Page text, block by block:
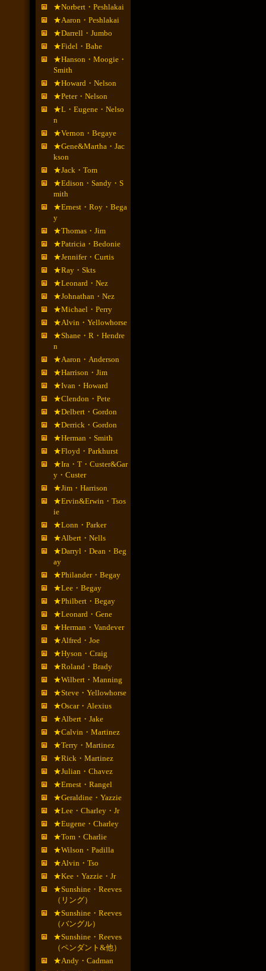
★Norbert・Peshlakai
★Aaron・Peshlakai
★Darrell・Jumbo
★Fidel・Bahe
★Hanson・Moogie・
Smith
★Howard・Nelson
★Peter・Nelson
★L・Eugene・Nelso
n
★Vernon・Begaye
★Gene&Martha・Jac
kson
★Jack・Tom
★Edison・Sandy・S
mith
★Ernest・Roy・Bega
y
★Thomas・Jim
★Patricia・Bedonie
★Jennifer・Curtis
★Ray・Skts
★Leonard・Nez
★Johnathan・Nez
★Michael・Perry
★Alvin・Yellowhorse
★Shane・R・Hendre
n
★Aaron・Anderson
★Harrison・Jim
★Ivan・Howard
★Clendon・Pete
★Delbert・Gordon
★Derrick・Gordon
★Herman・Smith
★Floyd・Parkhurst
★Ira・T・Custer&Gar
y・Custer
★Jim・Harrison
★Ervin&Erwin・Tsos
ie
★Lonn・Parker
★Albert・Nells
★Darryl・Dean・Beg
ay
★Philander・Begay
★Lee・Begay
★Philbert・Begay
★Leonard・Gene
★Herman・Vandever
★Alfred・Joe
★Hyson・Craig
★Roland・Brady
★Wilbert・Manning
★Steve・Yellowhorse
★Oscar・Alexius
★Albert・Jake
★Calvin・Martinez
★Terry・Martinez
★Rick・Martinez
★Julian・Chavez
★Ernest・Rangel
★Geraldine・Yazzie
★Lee・Charley・Jr
★Eugene・Charley
★Tom・Charlie
★Wilson・Padilla
★Alvin・Tso
★Kee・Yazzie・Jr
★Sunshine・Reeves
（リング）
★Sunshine・Reeves
（バングル）
★Sunshine・Reeves
（ペンダント&他）
★Andy・Cadman